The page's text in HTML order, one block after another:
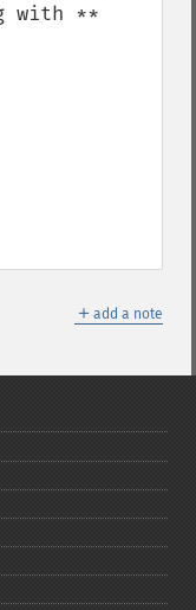
with **
＋ add a note